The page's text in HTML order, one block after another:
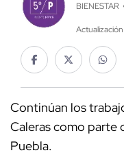
BIENESTAR
Continúan los
Caleras como parte
Puebla.